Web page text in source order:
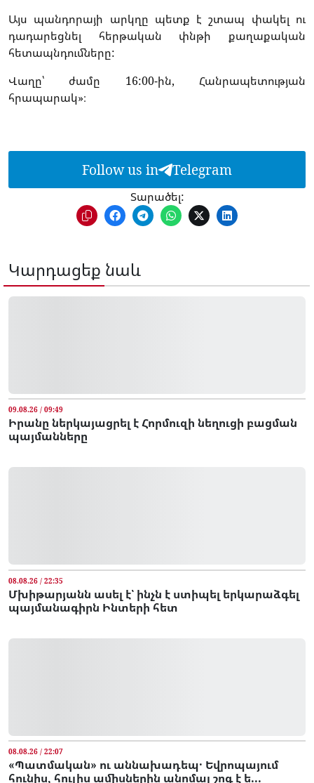
Այս պանդորայի արկղը պետք է շտապ փակել ու
դադարեցնել հերթական փնթի քաղաքական
հետապնդումները:
Վաղը՝ ժամը 16:00-ին, Հանրապետության
հրապարակ»։
Follow us in Telegram
Տարածել:
Կարդացեք նաև
09.08.26 / 09:49
Իրանը ներկայացրել է Հորմուզի նեղուցի բացման
պայմանները
08.08.26 / 22:35
Մխիթարյանն ասել է՝ ինչն է ստիպել երկարաձգել
պայմանագիրն Ինտերի հետ
08.08.26 / 22:07
«Պատմական» ու աննախադեպ․ Եվրոպայում
հունիս, հուլիս ամիսներին անոմալ շոգ է ե...